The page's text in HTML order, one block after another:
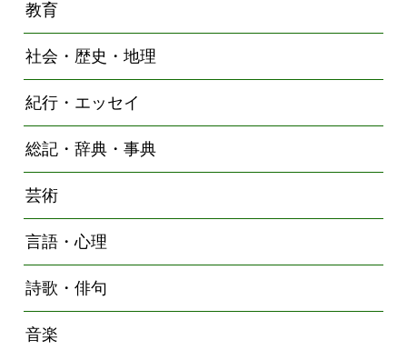
教育
社会・歴史・地理
紀行・エッセイ
総記・辞典・事典
芸術
言語・心理
詩歌・俳句
音楽